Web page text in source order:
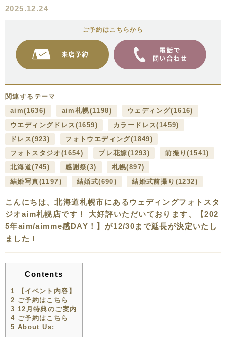
2025.12.24
ご予約はこちらから
関連するテーマ
aim(1636) aim札幌(1198) ウェディング(1616)
ウエディングドレス (1659) カラードレス(1459)
ドレス(923) フォトウエディング(1849)
フォトスタジオ (1654) プレ花嫁(1293) 前撮り(1541)
北海道(745) 感謝祭(3) 札幌(897)
結婚写真(1197) 結婚式(690) 結婚式前撮り (1232)
こんにちは、北海道札幌市にあるウェディングフォトスタ
ジオaim札幌店です！ 大好評いただいております、【202
5年aim/aimme感DAY！】が12/30まで延長が決定いたし
ました！
Contents
1 【イベント内容】
2 ご予約はこちら
3 12月特典のご案内
4 ご予約はこちら
5 About Us: